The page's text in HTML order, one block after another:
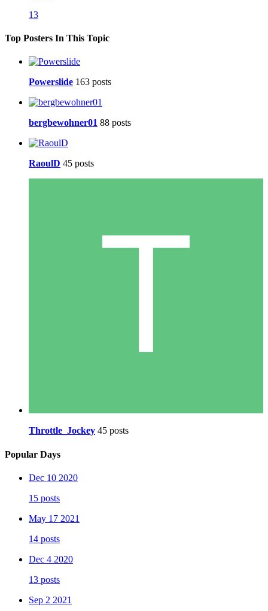
13
Top Posters In This Topic
Powerslide 163 posts
bergbewohner01 88 posts
RaoulD 45 posts
Throttle_Jockey 45 posts
Popular Days
Dec 10 2020
15 posts
May 17 2021
14 posts
Dec 4 2020
13 posts
Sep 2 2021